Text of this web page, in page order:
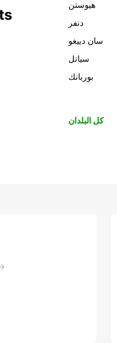
هيوستن
دنفر
سان دييغو
سياتل
بوربانك
كل البلدان